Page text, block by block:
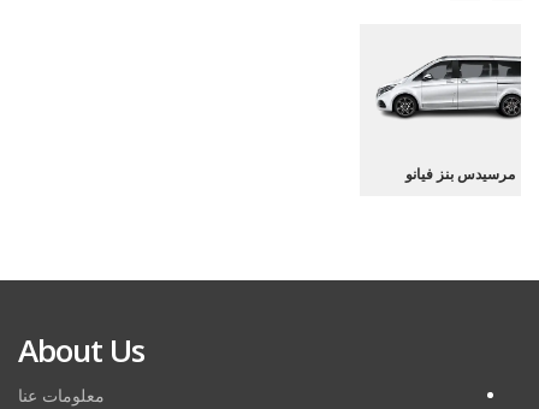
مرسيدس بنز فيانو
About Us
معلومات عنا